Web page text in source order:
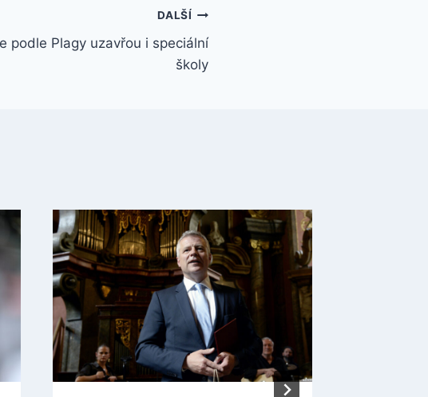
DALŠÍ
podle Plagy uzavřou i speciální
školy